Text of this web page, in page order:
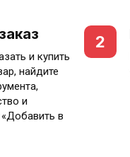
и купить
найдите
и
в
2